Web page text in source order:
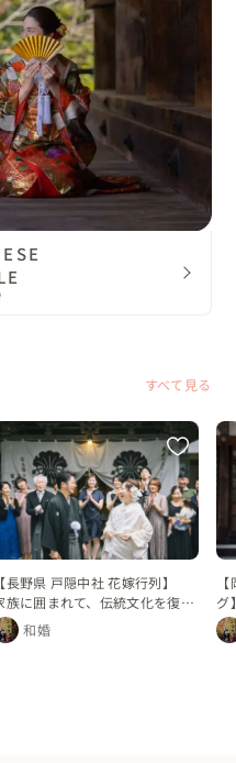
すべて見る
【長野県 戸隠中社 花嫁行列】
族に囲まれて、伝統文化を復活
せた花嫁行列
和婚
グ
れ